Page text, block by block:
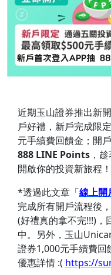
近期玉山證券推出新
戶好禮，新戶完成限
元手續費回饋金；開
888 LINE Points，趁
開啟你的投資新旅程！
*透過此文章「線上開
完成所有開戶流程後
(好禮真的拿不完!!!)，
中。另外，玉山
證券1,000元手續費回
優惠詳情 :( https://